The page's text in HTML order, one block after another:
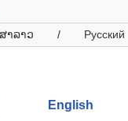
າລາວ / Русский
English